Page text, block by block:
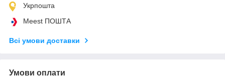
Укрпошта
Meest ПОШТА
Всі умови доставки
Умови оплати